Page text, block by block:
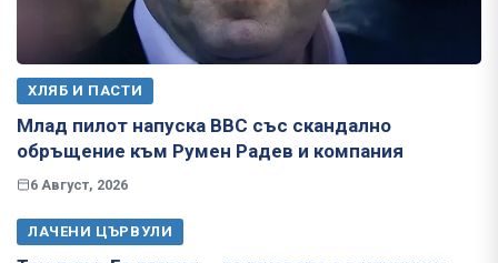
ХЛЯБ И ПАСТИ
Млад пилот напуска ВВС със скандално
обръщение към Румен Радев и компания
6 Август, 2026
ЛАЧЕНИ ЦЪРВУЛИ